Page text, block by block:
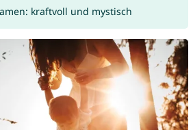
kraftvoll und mystisch